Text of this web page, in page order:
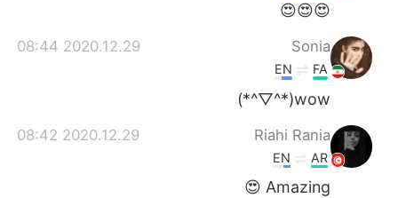
😍😍😍
Sonia
2020.12.29 08:44
FA
EN
wow(*^▽^*)
Riahi Rania
2020.12.29 08:42
AR
EN
Amazing 😍